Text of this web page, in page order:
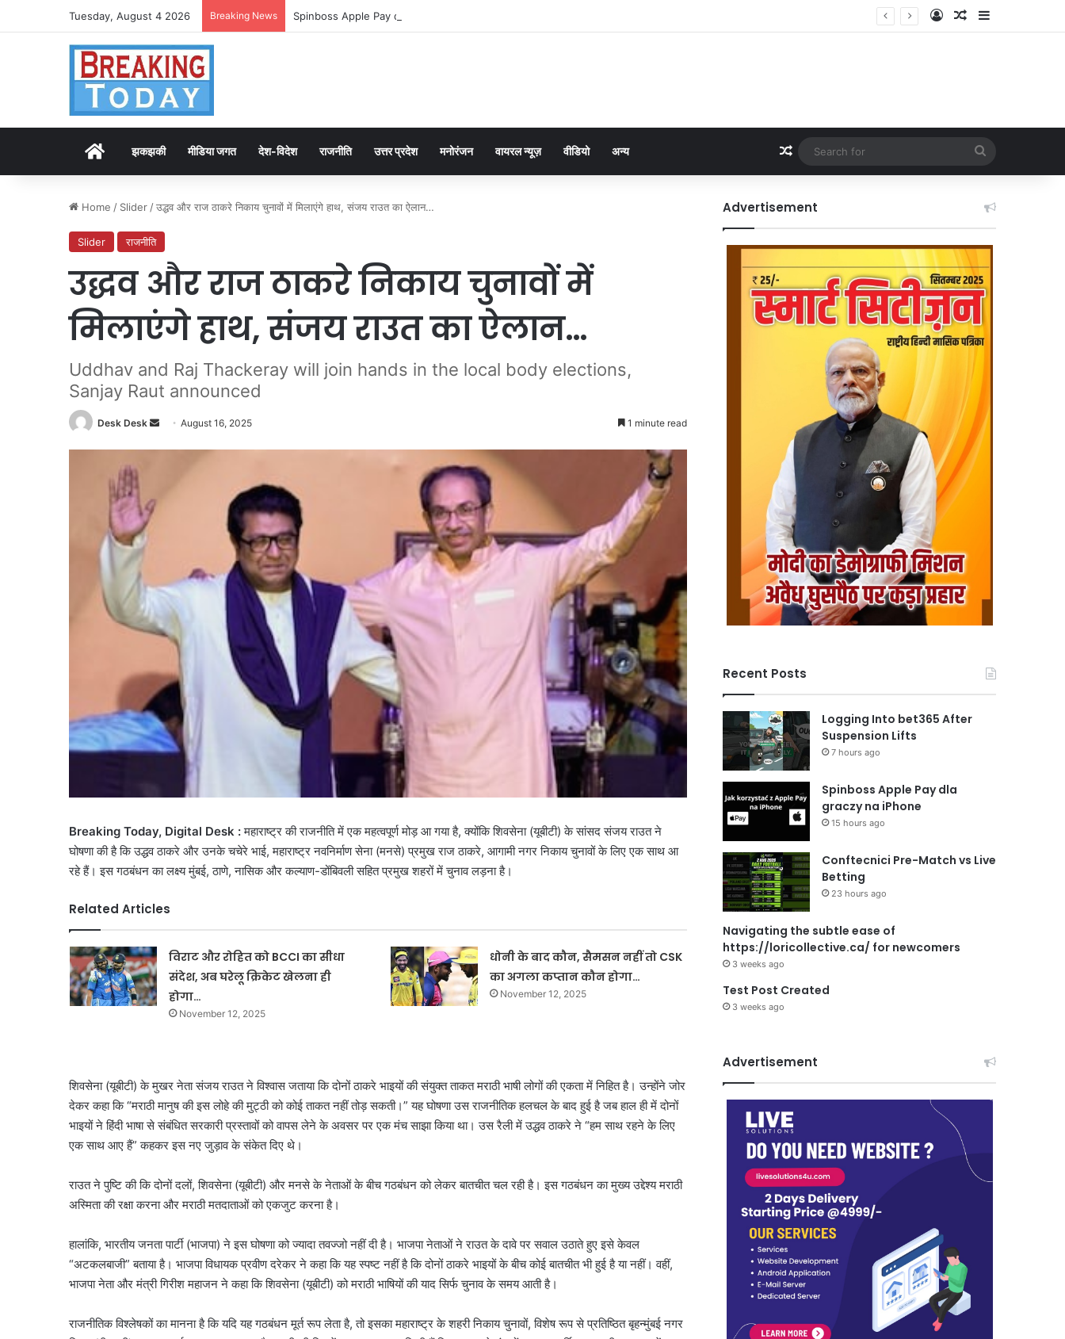
Tuesday, August 4 2026 Breaking News Spinboss Apple Pay dla graczy na iPhone Log InRandom Article
Sidebar
Homeझकझकी मीडिया जगत देश-विदेश राजनीति उत्तर प्रदेश मनोरंजन वायरल न्यूज़ वीडियो अन्य Random Article
for
Home / Slider /उद्धव और राज ठाकरे निकाय चुनावों में मिलाएंगे हाथ, संजय राउत का ऐलान…
Slider राजनीति
उद्धव और राज ठाकरे निकाय चुनावों में
मिलाएंगे हाथ, संजय राउत का ऐलान…
Uddhav and Raj Thackeray will join hands in the local body elections,
Sanjay Raut announced
Desk Desk
Send August 16, 2025 1 minute read
Breaking Today, Digital Desk :महाराष्ट्र की राजनीति में एक महत्वपूर्ण मोड़ आ गया है, क्योंकि शिवसेना (यूबीटी) के सांसद संजय राउत ने
घोषणा की है कि उद्धव ठाकरे और उनके चचेरे भाई, महाराष्ट्र नवनिर्माण सेना (मनसे) प्रमुख राज ठाकरे, आगामी नगर निकाय चुनावों के लिए एक साथ आ
रहे हैं। इस गठबंधन का लक्ष्य मुंबई, ठाणे, नासिक और कल्याण-डोंबिवली सहित प्रमुख शहरों में चुनाव लड़ना है।
Related Articles
विराट और रोहित को BCCI का सीधा
संदेश, अब घरेलू क्रिकेट खेलना ही
होगा…
November 12, 2025
धोनी के बाद कौन, सैमसन नहीं तो CSK
का अगला कप्तान कौन होगा…
November 12, 2025
शिवसेना (यूबीटी) के मुखर नेता संजय राउत ने विश्वास जताया कि दोनों ठाकरे भाइयों की संयुक्त ताकत मराठी भाषी लोगों की एकता में निहित है। उन्होंने जोर
देकर कहा कि “मराठी मानुष की इस लोहे की मुट्ठी को कोई ताकत नहीं तोड़ सकती।” यह घोषणा उस राजनीतिक हलचल के बाद हुई है जब हाल ही में दोनों
भाइयों ने हिंदी भाषा से संबंधित सरकारी प्रस्तावों को वापस लेने के अवसर पर एक मंच साझा किया था। उस रैली में उद्धव ठाकरे ने “हम साथ रहने के लिए
एक साथ आए हैं” कहकर इस नए जुड़ाव के संकेत दिए थे।
राउत ने पुष्टि की कि दोनों दलों, शिवसेना (यूबीटी) और मनसे के नेताओं के बीच गठबंधन को लेकर बातचीत चल रही है। इस गठबंधन का मुख्य उद्देश्य मराठी
अस्मिता की रक्षा करना और मराठी मतदाताओं को एकजुट करना है।
हालांकि, भारतीय जनता पार्टी (भाजपा) ने इस घोषणा को ज्यादा तवज्जो नहीं दी है। भाजपा नेताओं ने राउत के दावे पर सवाल उठाते हुए इसे केवल
“अटकलबाजी” बताया है। भाजपा विधायक प्रवीण दरेकर ने कहा कि यह स्पष्ट नहीं है कि दोनों ठाकरे भाइयों के बीच कोई बातचीत भी हुई है या नहीं। वहीं,
भाजपा नेता और मंत्री गिरीश महाजन ने कहा कि शिवसेना (यूबीटी) को मराठी भाषियों की याद सिर्फ चुनाव के समय आती है।
राजनीतिक विश्लेषकों का मानना है कि यदि यह गठबंधन मूर्त रूप लेता है, तो इसका महाराष्ट्र के शहरी निकाय चुनावों, विशेष रूप से प्रतिष्ठित बृहन्मुंबई नगर
Advertisement
Recent Posts
Logging Into bet365 After
Suspension Lifts
7 hours ago
Spinboss Apple Pay dla
graczy na iPhone
15 hours ago
Conftecnici Pre-Match vs Live
Betting
23 hours ago
Navigating the subtle ease of
https://loricollective.ca/ for newcomers
3 weeks ago
Test Post Created
3 weeks ago
Advertisement